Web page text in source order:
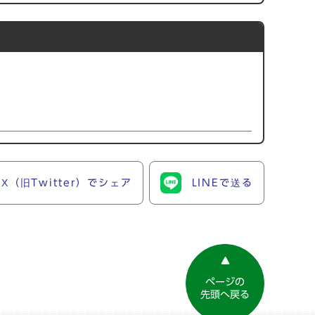
X（旧Twitter）でシェア LINEで送る
ページの
先頭へ戻る